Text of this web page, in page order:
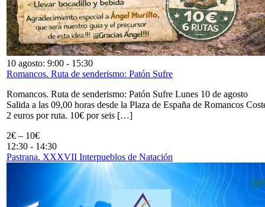
10 agosto: 9:00 - 15:30
Romancos. Ruta de senderismo: Patón Sufre
Romancos. Ruta de senderismo: Patón Sufre Lunes 10 de agosto
Salida a las 09,00 horas desde la Plaza de España de Romancos
2 euros por ruta. 10€ por seis […]
2€ – 10€
12:30 - 14:30
Pastrana. XXXVII Interpueblos de Natación